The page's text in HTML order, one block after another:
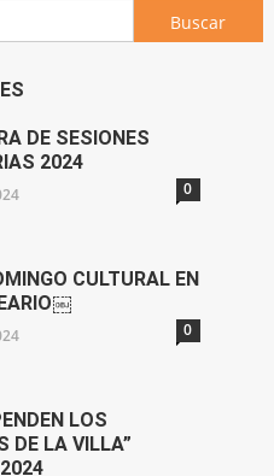
Buscar:
DE SESIONES
2024
0
CULTURAL EN
0
LOS
DE LA VILLA”